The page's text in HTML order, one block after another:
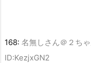
168: 名無しさん＠２ち
ID:KezjxGN2